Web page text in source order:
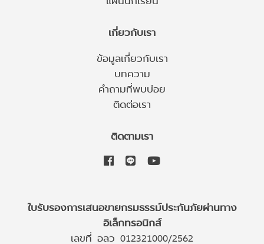
เกี่ยวกับเรา
ข้อมูลเกี่ยวกับเรา
บทความ
คำถามที่พบบ่อย
ติดต่อเรา
ติดตามเรา
ใบรับรองการเสนอขายกรมธรรม์ประกันภัยผ่านทาง
อิเล็กทรอนิกส์
เลขที่ อลว 012321000/2562